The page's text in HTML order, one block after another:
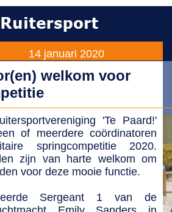
14 januari 2020
welkom voor
'Te Paard!'
of meerdere coördinatoren
springcompetitie 2020.
zijn van harte welkom om
voor deze mooie functie.
Sergeant 1 van de